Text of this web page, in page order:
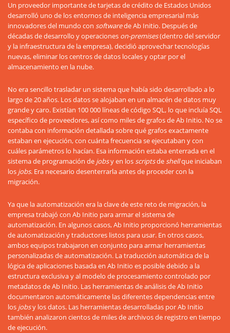
Un proveedor importante de tarjetas de crédito de Estados Unidos
desarrolló uno de los entornos de inteligencia empresarial más
innovadores del mundo con softwarede Ab Initio. Después de
décadas de desarrollo y operaciones on-premises(dentro del servidor
y la infraestructura de la empresa), decidió aprovechar tecnologías
nuevas, eliminar los centros de datos locales y optar por el
almacenamiento en la nube.
No era sencillo trasladar un sistema que había sido desarrollado a lo
largo de 20 años. Los datos se alojaban en un almacén de datos muy
grande y caro. Existían 100 000 líneas de código SQL, lo que incluía SQL
específico de proveedores, así como miles de grafos de Ab Initio. No se
contaba con información detallada sobre qué grafos exactamente
estaban en ejecución, con cuánta frecuencia se ejecutaban y con
cuáles parámetros lo hacían. Esa información estaba enterrada en el
sistema de programación de jobsy en los scriptsde shellque iniciaban
los jobs. Era necesario desenterrarla antes de proceder con la
migración.
Ya que la automatización era la clave de este reto de migración, la
empresa trabajó con Ab Initio para armar el sistema de
automatización. En algunos casos, Ab Initio proporcionó herramientas
de automatización y traductores listos para usar. En otros casos,
ambos equipos trabajaron en conjunto para armar herramientas
personalizadas de automatización. La traducción automática de la
lógica de aplicaciones basada en Ab Initio es posible debido a la
estructura exclusiva y al modelo de procesamiento controlado por
metadatos de Ab Initio. Las herramientas de análisis de Ab Initio
documentaron automáticamente las diferentes dependencias entre
los jobsy los datos. Las herramientas desarrolladas por Ab Initio
también analizaron cientos de miles de archivos de registro en tiempo
de ejecución.